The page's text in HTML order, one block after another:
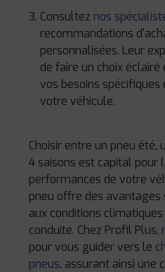
Consultez nos
recommandations
personnalisées. Leur
de faire un choix
vos besoins
votre véhicule.
Choisir entre un pneu été,
4 saisons est capital pour
performances de votre
pneu offre des avantages
aux conditions
conduite. Chez Profil Plus,
pour vous guider vers le
pneus, assurant ainsi une